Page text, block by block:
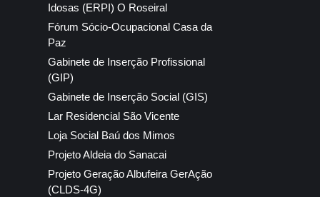
Idosas (ERPI) O Roseiral
Fórum Sócio-Ocupacional Casa da
Paz
Gabinete de Inserção Profissional
(GIP)
Gabinete de Inserção Social (GIS)
Lar Residencial São Vicente
Loja Social Baú dos Mimos
Projeto Aldeia do Sanacai
Projeto Geração Albufeira GerAção
(CLDS-4G)